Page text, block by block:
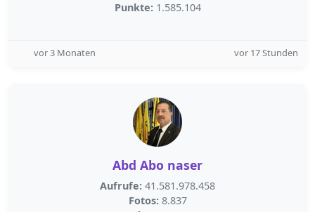
Punkte: 1.585.104
vor 3 Monaten vor 17 Stunden
Abd Abo naser
Aufrufe: 41.581.978.458
Fotos: 8.837